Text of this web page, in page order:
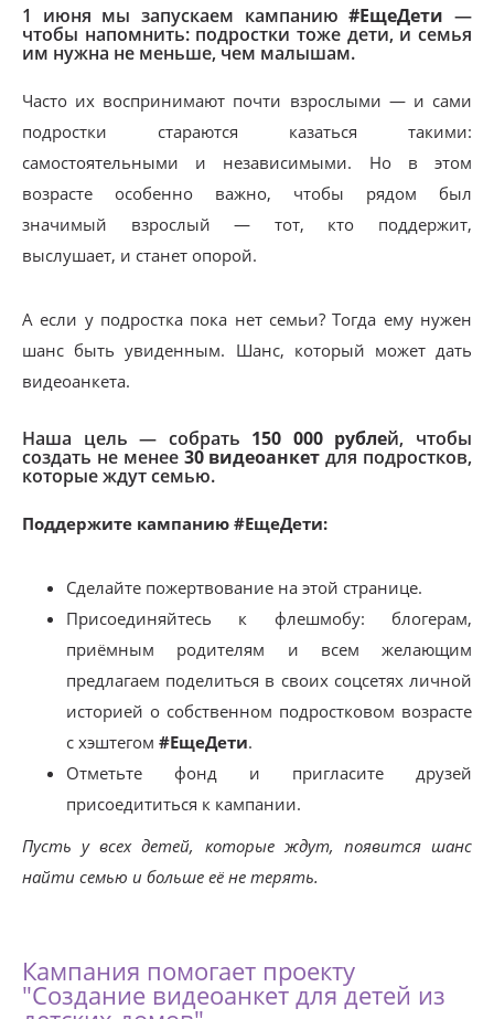
1 июня мы запускаем кампанию#ЕщеДети —
чтобы напомнить: подростки тоже дети, и семья
им нужна не меньше, чем малышам.
Часто их воспринимают почти взрослыми — и сами
подростки стараются казаться такими:
самостоятельными и независимыми. Но в этом
возрасте особенно важно, чтобы рядом был
значимый взрослый — тот, кто поддержит,
выслушает, и станет опорой.
А если у подростка пока нет семьи? Тогда ему нужен
шанс быть увиденным. Шанс, который может дать
видеоанкета.
Наша цель — собрать 150 000 рублей, чтобы
создать не менее 30 видеоанкет для подростков,
которые ждут семью.
Поддержите кампанию #ЕщеДети:
Сделайте пожертвование на этой странице.
Присоединяйтесь к флешмобу: блогерам,
приёмным родителям и всем желающим
предлагаем поделиться в своих соцсетях личной
историей о собственном подростковом возрасте
с хэштегом #ЕщеДети.
Отметьте фонд и пригласите друзей
присоедититься к кампании.
Пусть у всех детей, которые ждут, появится шанс
найти семью и больше её не терять.
Кампания помогает проекту
"Создание видеоанкет для детей из